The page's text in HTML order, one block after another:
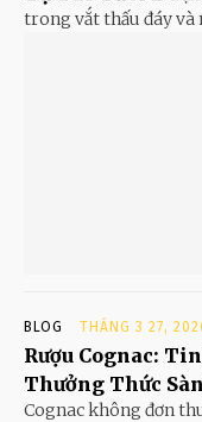
trong vắt thấu đáy và
BLOG THÁNG 3 27,
Rượu Cognac:
Thưởng Thức
Cognac không đơn